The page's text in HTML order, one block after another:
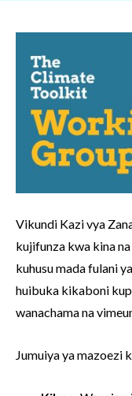
Vikundi Kazi vya
kujifunza kwa kina
kuhusu mada fulani
huibuka kikaboni
wanachama na
Jumuiya ya mazoezi